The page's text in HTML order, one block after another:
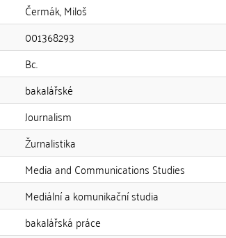
Čermák, Miloš
001368293
Bc.
bakalářské
Journalism
Žurnalistika
Media and Communications Studies
Mediální a komunikační studia
bakalářská práce